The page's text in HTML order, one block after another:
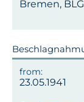
Bremen,
23.05.1941